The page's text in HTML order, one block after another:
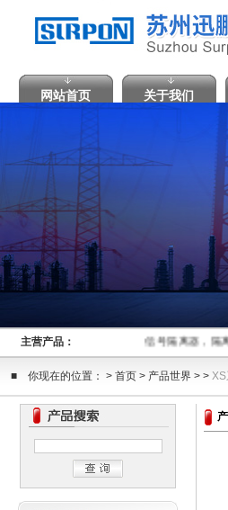
网站首页 关于我们
主营产品： 信号隔离器，隔
■ 你现在的位置： > 首页 > 产品世界 > > XS